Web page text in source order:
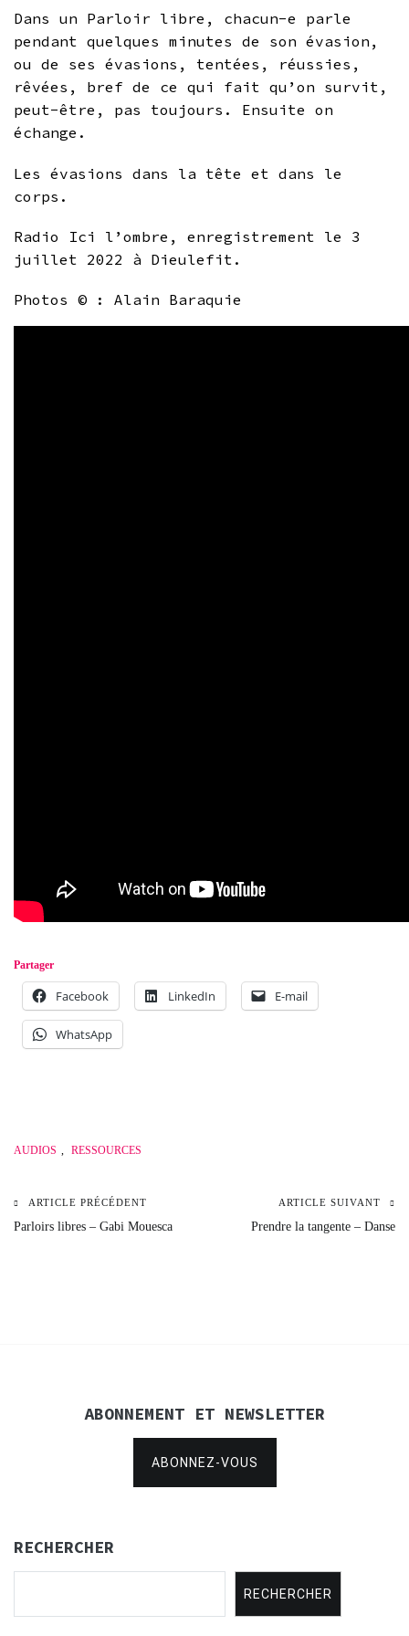
Dans un Parloir libre, chacun-e parle
pendant quelques minutes de son évasion,
ou de ses évasions, tentées, réussies,
rêvées, bref de ce qui fait qu’on survit,
peut-être, pas toujours. Ensuite on
échange.
Les évasions dans la tête et dans le
corps.
Radio Ici l’ombre, enregistrement le 3
juillet 2022 à Dieulefit.
Photos © : Alain Baraquie
Partager
Facebook LinkedIn E-mail
WhatsApp
AUDIOS RESSOURCES
Navigation
ARTICLE PRÉCÉDENT
Parloirs libres – Gabi Mouesca
ARTICLE SUIVANT
Prendre la tangente – Danse
ABONNEMENT ET NEWSLETTER
ABONNEZ-VOUS
RECHERCHER
RECHERCHER